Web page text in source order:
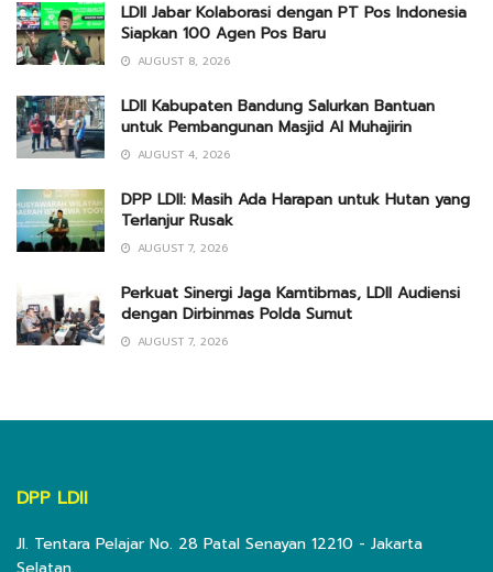
LDII Jabar Kolaborasi dengan PT Pos Indonesia
Siapkan 100 Agen Pos Baru
AUGUST 8, 2026
LDII Kabupaten Bandung Salurkan Bantuan
untuk Pembangunan Masjid Al Muhajirin
AUGUST 4, 2026
DPP LDII: Masih Ada Harapan untuk Hutan yang
Terlanjur Rusak
AUGUST 7, 2026
Perkuat Sinergi Jaga Kamtibmas, LDII Audiensi
dengan Dirbinmas Polda Sumut
AUGUST 7, 2026
DPP LDII
Jl. Tentara Pelajar No. 28 Patal Senayan 12210 - Jakarta